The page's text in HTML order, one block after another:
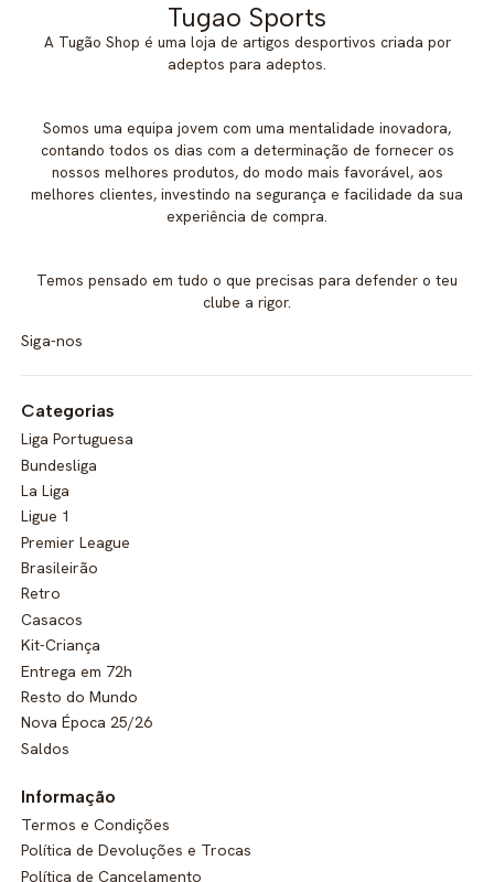
Tugao Sports
A Tugão Shop é uma loja de artigos desportivos criada por
adeptos para adeptos.
Somos uma equipa jovem com uma mentalidade inovadora,
contando todos os dias com a determinação de fornecer os
nossos melhores produtos, do modo mais favorável, aos
melhores clientes, investindo na segurança e facilidade da sua
experiência de compra.
Temos pensado em tudo o que precisas para defender o teu
clube a rigor.
Siga-nos
Categorias
Liga Portuguesa
Bundesliga
La Liga
Ligue 1
Premier League
Brasileirão
Retro
Casacos
Kit-Criança
Entrega em 72h
Resto do Mundo
Nova Época 25/26
Saldos
Informação
Termos e Condições
Política de Devoluções e Trocas
Política de Cancelamento